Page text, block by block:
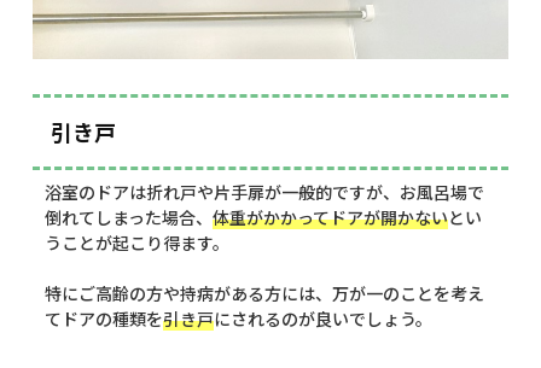
引き戸
浴室のドアは折れ戸や片手扉が一般的ですが、お風呂場で
倒れてしまった場合、 体重がかかってドアが開かないとい
うことが起こり得ます。
特にご高齢の方や持病がある方には、万が一のことを考え
てドアの種類を引き戸にされるのが良いでしょう。